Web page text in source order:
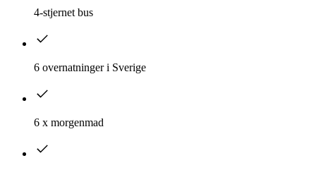
4-stjernet bus
6 overnatninger i Sverige
6 x morgenmad